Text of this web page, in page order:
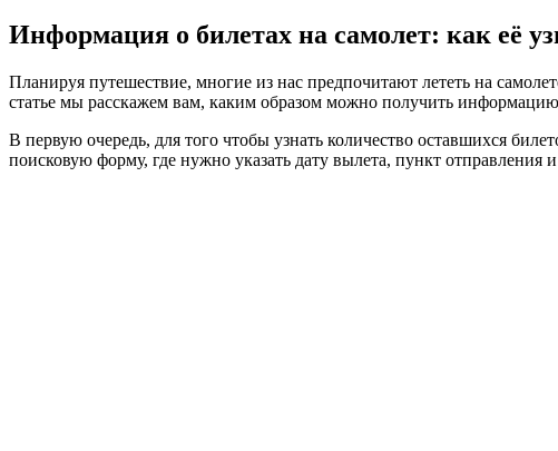
Информация о билетах на самолет: как её
Планируя путешествие, многие из нас предпочитают лететь на
статье мы расскажем вам, каким образом можно получить
В первую очередь, для того чтобы узнать количество оставшихся
поисковую форму, где нужно указать дату вылета, пункт